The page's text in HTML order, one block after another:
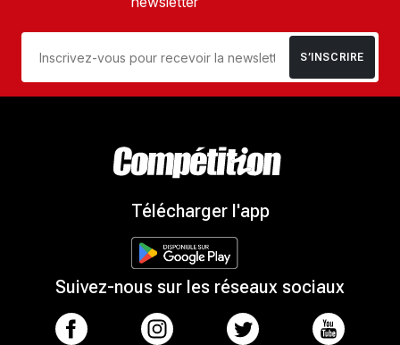
S’INSCRIRE
Télécharger l'app
Suivez-nous sur les réseaux sociaux